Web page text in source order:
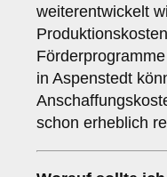
weiterentwickelt
in Aspenstedt
schon erheblich